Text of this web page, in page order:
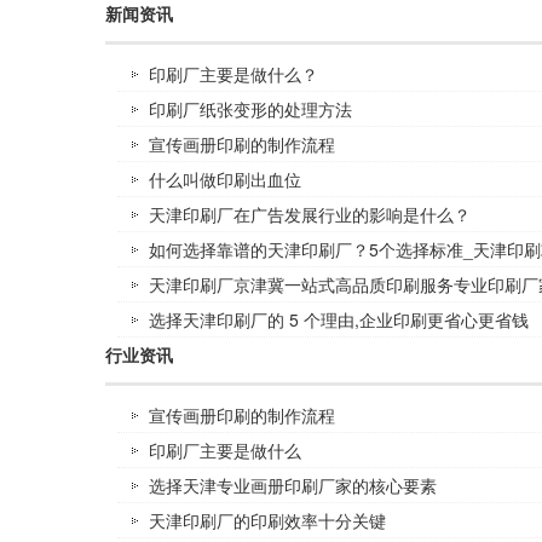
新闻资讯
印刷厂主要是做什么？
印刷厂纸张变形的处理方法
宣传画册印刷的制作流程
什么叫做印刷出血位
天津印刷厂在广告发展行业的影响是什么？
如何选择靠谱的天津印刷厂？5个选择标准_天津印
天津印刷厂京津冀一站式高品质印刷服务专业印刷
选择天津印刷厂的 5 个理由,企业印刷更省心更省钱
行业资讯
宣传画册印刷的制作流程
印刷厂主要是做什么
选择天津专业画册印刷厂家的核心要素
天津印刷厂的印刷效率十分关键